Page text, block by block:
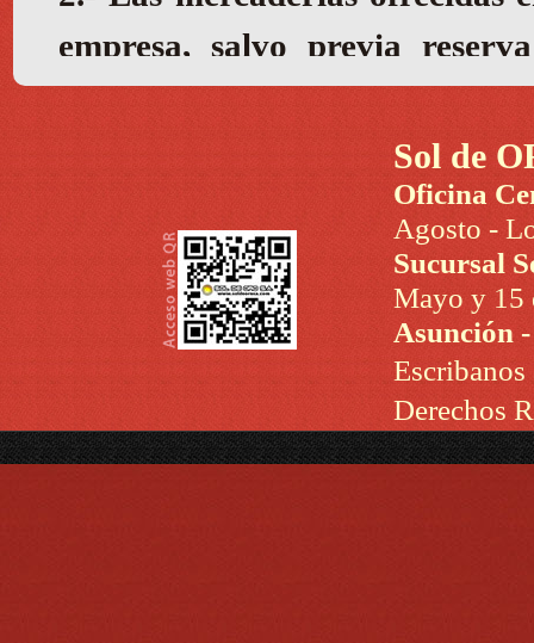
Sol de
Oficina
Agosto -
Sucursal
Mayo y 15
Asunción
Derechos